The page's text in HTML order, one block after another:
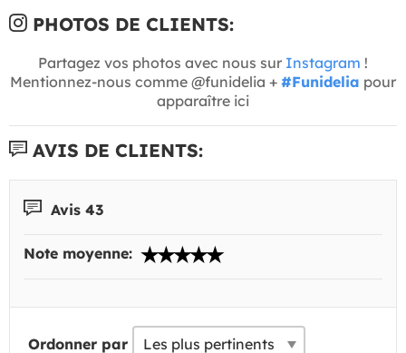
PHOTOS DE CLIENTS:
Partagez vos photos avec nous sur Instagram !
Mentionnez-nous comme @funidelia + #Funidelia pour
apparaître ici
AVIS DE CLIENTS:
Avis 43
Note moyenne:
Ordonner par